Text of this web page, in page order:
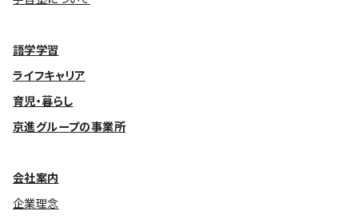
語学学習
ライフキャリア
育児・暮らし
京進グループの事業所
会社案内
企業理念